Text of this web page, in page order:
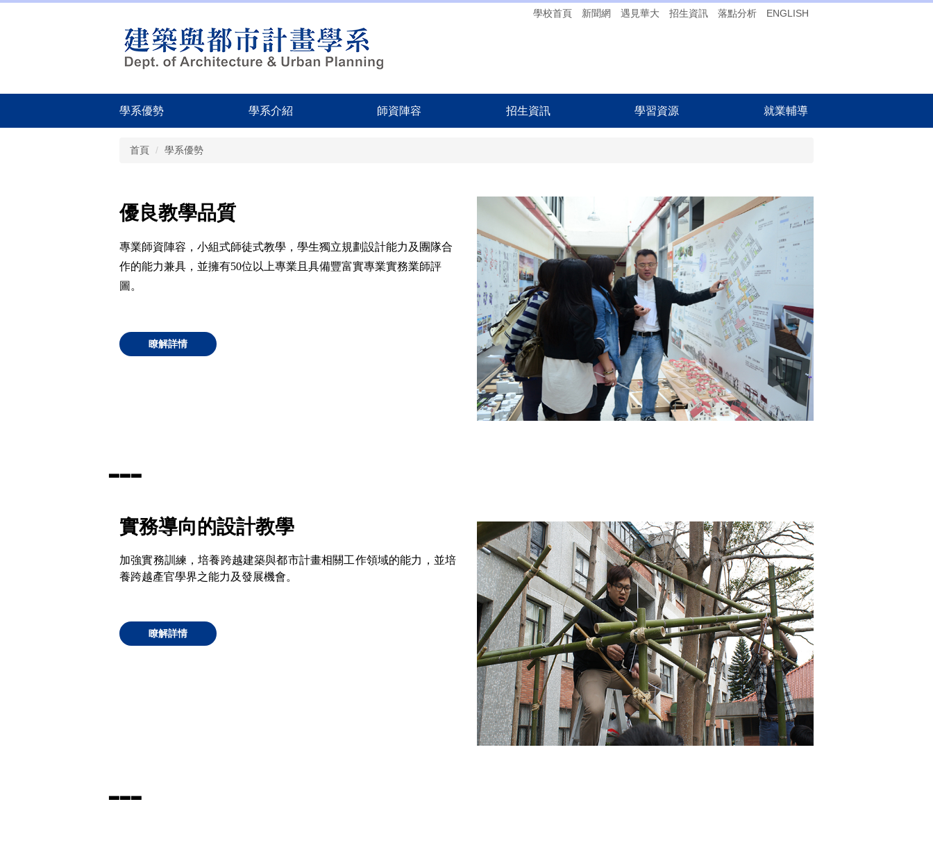
學校首頁 新聞網 遇見華大 招生資訊 落點分析 ENGLISH
學系優勢 學系介紹 師資陣容 招生資訊 學習資源 就業輔導
首頁 學系優勢
優良教學品質
專業師資陣容 ， 小組式師徒式教學，學生獨立規劃設計能力及團隊合
作的能力兼具 ， 並擁有50位以上專業且具備豐富實專業實務業師評
圖。
瞭解詳情
▃▃▃
實務導向的設計教學
加強實務訓練，培養跨越建築與都市計畫相關工作領域的能力，並培
養跨越產官學界之能力及發展機會。
瞭解詳情
▃▃▃